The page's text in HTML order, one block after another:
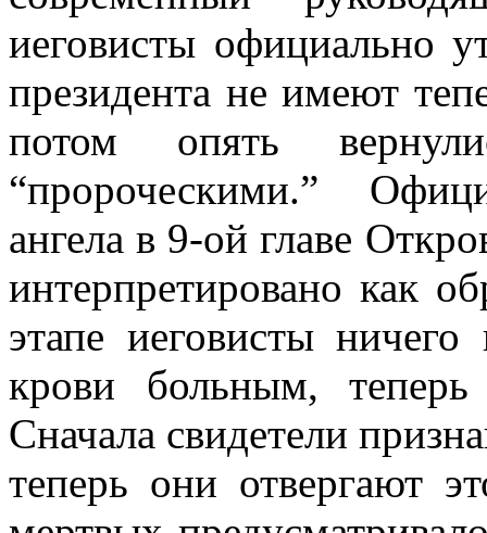
иеговисты официально
президента не имеют
потом опять
“пророческими.”
ангела в 9-ой главе
интерпретировано как
этапе иеговисты
крови больным,
Сначала свидетели
теперь они отвергают